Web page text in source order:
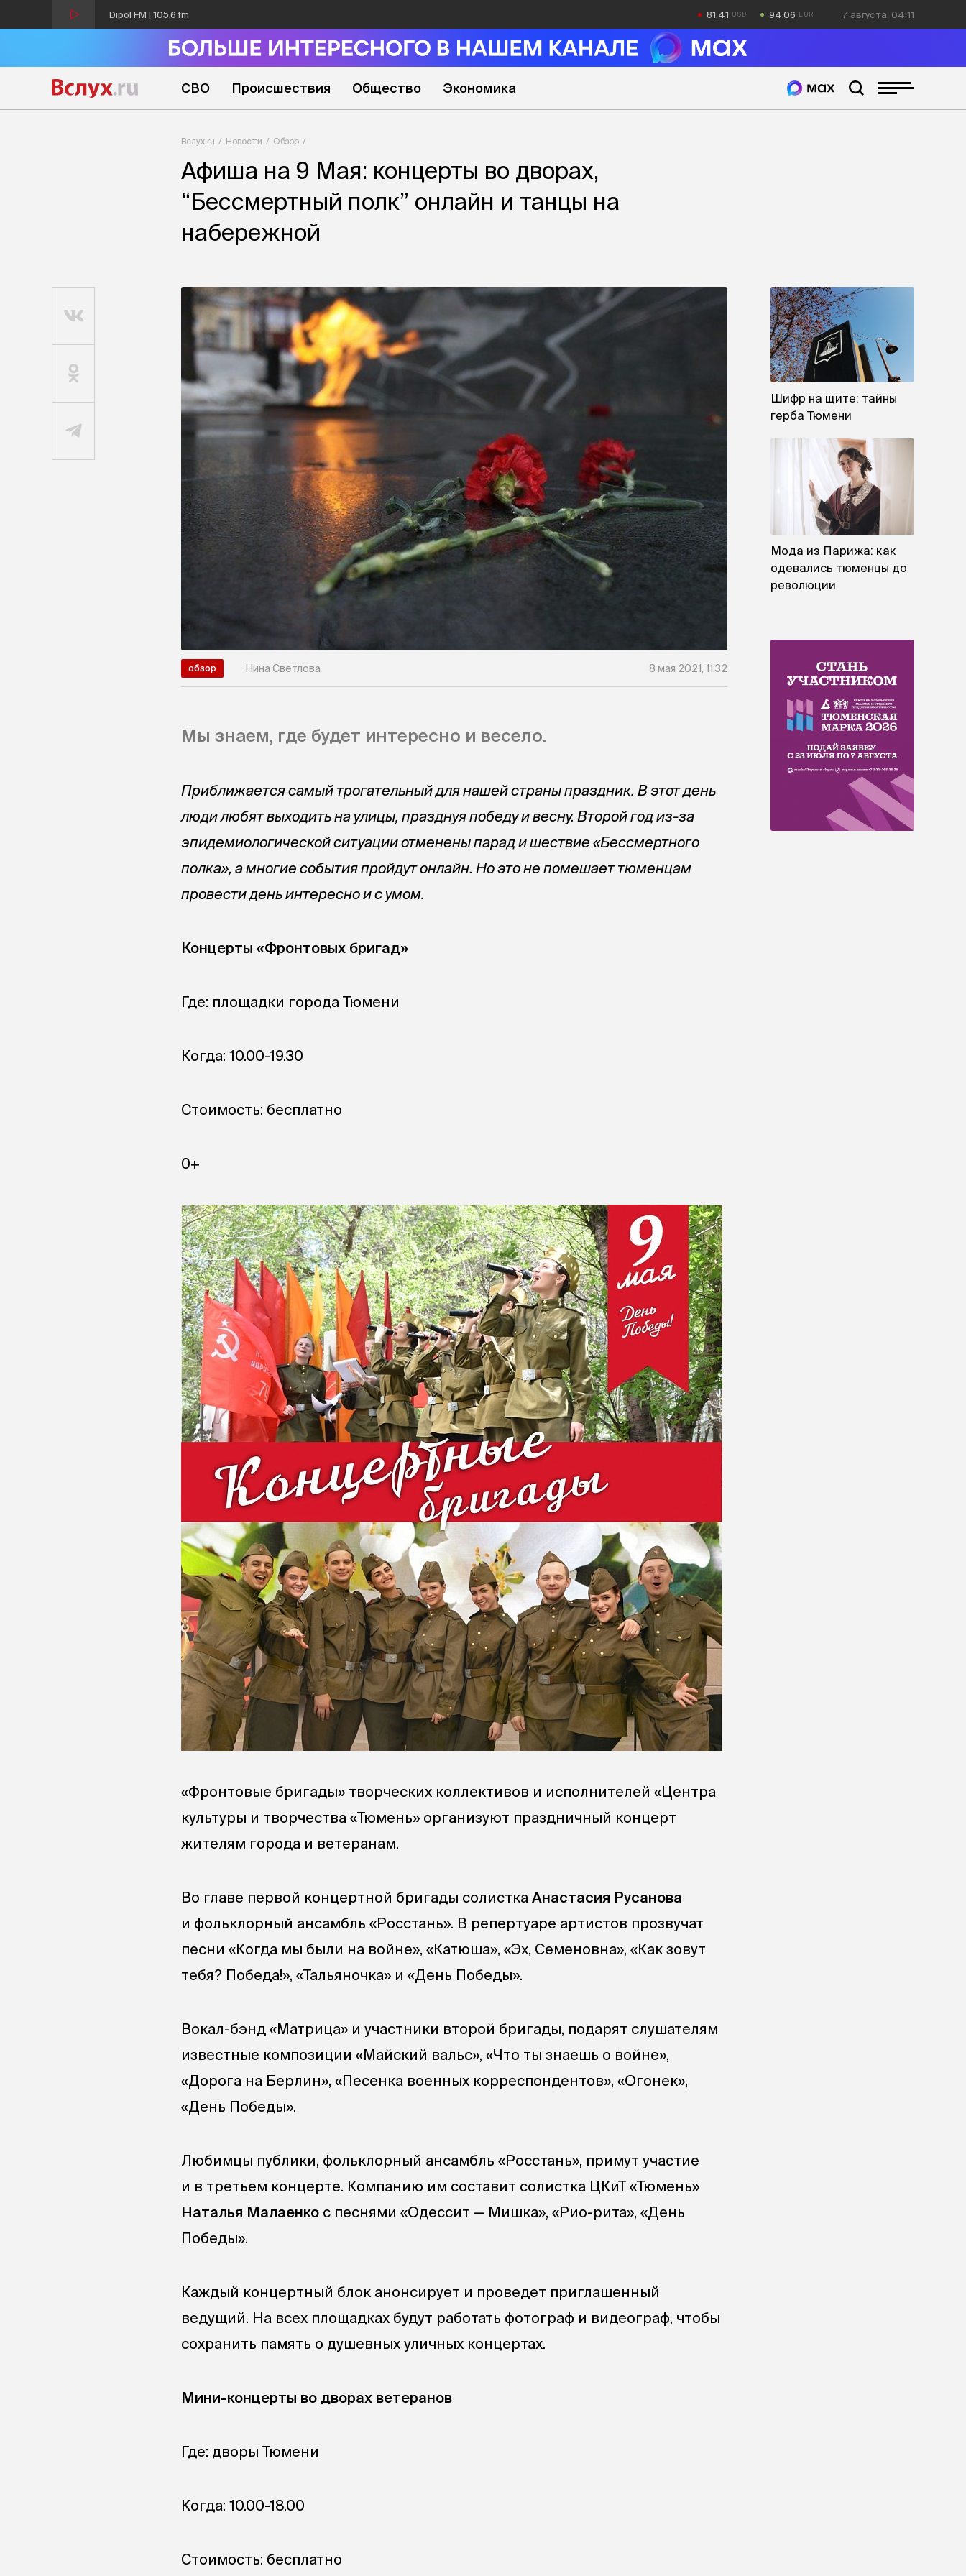
Dipol FM | 105,6 fm 81.41 94.06 7 августа, 04:11
СВО Происшествия Общество Экономика
Вслух.ru Новости Обзор
Афиша на 9 Мая: концерты во дворах,
“Бессмертный полк” онлайн и танцы на
набережной
обзор Нина Светлова 8 мая 2021, 11:32
Мы знаем, где будет интересно и весело.
Приближается самый трогательный для нашей страны праздник. В этот день
люди любят выходить на улицы, празднуя победу и весну. Второй год из-за
эпидемиологической ситуации отменены парад и шествие «Бессмертного
полка», а многие события пройдут онлайн. Но это не помешает тюменцам
провести день интересно и с умом.
Концерты «Фронтовых бригад»
Где: площадки города Тюмени
Когда: 10.00-19.30
Стоимость: бесплатно
0+
«Фронтовые бригады» творческих коллективов и исполнителей «Центра
культуры и творчества «Тюмень» организуют праздничный концерт
жителям города и ветеранам.
Во главе первой концертной бригады солистка Анастасия Русанова
и фольклорный ансамбль «Росстань». В репертуаре артистов прозвучат
песни «Когда мы были на войне», «Катюша», «Эх, Семеновна», «Как зовут
тебя? Победа!», «Тальяночка» и «День Победы».
Вокал-бэнд «Матрица» и участники второй бригады, подарят слушателям
известные композиции «Майский вальс», «Что ты знаешь о войне»,
«Дорога на Берлин», «Песенка военных корреспондентов», «Огонек»,
«День Победы».
Любимцы публики, фольклорный ансамбль «Росстань», примут участие
и в третьем концерте. Компанию им составит солистка ЦКиТ «Тюмень»
Наталья Малаенко с песнями «Одессит — Мишка», «Рио-рита», «День
Победы».
Каждый концертный блок анонсирует и проведет приглашенный
ведущий. На всех площадках будут работать фотограф и видеограф, чтобы
сохранить память о душевных уличных концертах.
Мини-концерты во дворах ветеранов
Где: дворы Тюмени
Когда: 10.00-18.00
Стоимость: бесплатно
Шифр на щите: тайны
герба Тюмени
Мода из Парижа: как
одевались тюменцы до
революции